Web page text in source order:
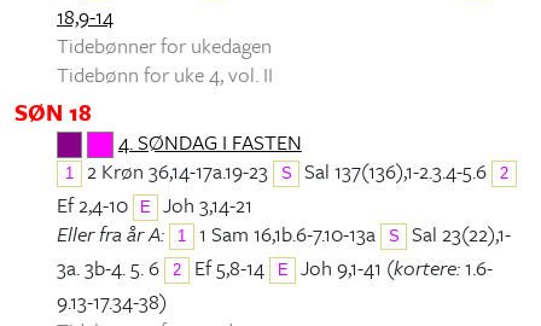
18,9-14
Tidebønner for ukedagen
Tidebønn for uke 4, vol. II
SØN 18
4. SØNDAG I FASTEN
1 2 Krøn 36,14-17a.19-23 S Sal 137(136),1-2.3.4-5.6 2
Ef 2,4-10 E
Joh 3,14-21
Eller fra år A:
1 1 Sam 16,1b.6-7.10-13a S
Sal 23(22),1-
3a. 3b-4. 5. 6
2 Ef 5,8-14 E Joh 9,1-41 (kortere:1.6-
9.13-17.34-38)